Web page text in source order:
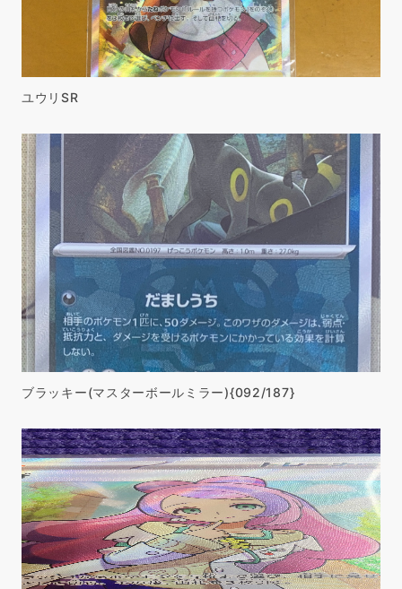
ユウリSR
ブラッキー(マスターボールミラー){092/187}